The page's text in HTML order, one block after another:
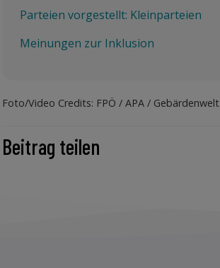
Parteien vorgestellt: Kleinparteien
Meinungen zur Inklusion
Foto/Video Credits: FPÖ / APA / Gebärdenwelt
Beitrag teilen